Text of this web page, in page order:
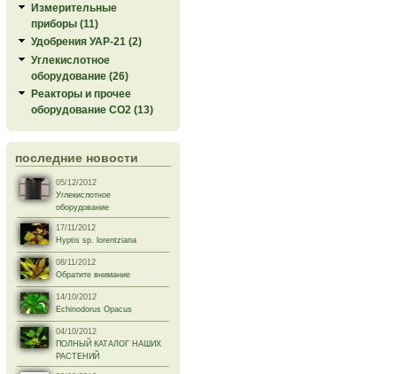
Измерительные
приборы (11)
Удобрения УАР-21 (2)
Углекислотное
оборудование (26)
Реакторы и прочее
оборудование СО2 (13)
последние новости
05/12/2012
Углекислотное
оборудование
17/11/2012
Hyptis sp. lorentziana
08/11/2012
Обратите внимание
14/10/2012
Echinodorus Opacus
04/10/2012
ПОЛНЫЙ КАТАЛОГ НАШИХ
РАСТЕНИЙ